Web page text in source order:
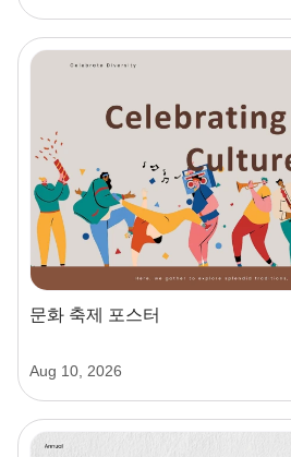
문화 축제 포스터
Aug 10, 2026